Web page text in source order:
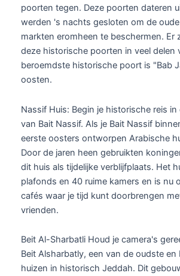
poorten tegen. Deze poorten dateren
werden 's nachts gesloten om de
markten eromheen te beschermen. Er
deze historische poorten in veel delen
beroemdste historische poort is "Bab
oosten.
Nassif Huis: Begin je historische reis in
van Bait Nassif. Als je Bait Nassif
eerste oosters ontworpen Arabische
Door de jaren heen gebruikten
dit huis als tijdelijke verblijfplaats. Het
plafonds en 40 ruime kamers en is nu
cafés waar je tijd kunt doorbrengen
vrienden.
Beit Al-Sharbatli Houd je camera's
Beit Alsharbatly, een van de oudste en
huizen in historisch Jeddah. Dit